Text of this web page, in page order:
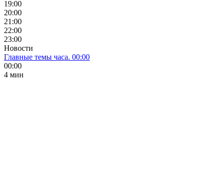
19:00
20:00
21:00
22:00
23:00
Новости
Главные темы часа. 00:00
00:00
4 мин